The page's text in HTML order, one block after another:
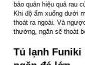
bảo quản hiệu quả rau
Khi độ ẩm xuống dưới
thoát ra ngoài. Và
thường, ngăn sẽ thoát
Tủ lạnh Funiki